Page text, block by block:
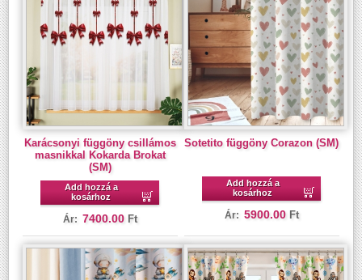
Karácsonyi függöny csillámos
masnikkal Kokarda Brokat
(SM)
Add hozzá a
kosárhoz
Ár: 7400.00 Ft
Sotetito függöny Corazon (SM)
Add hozzá a
kosárhoz
Ár: 5900.00 Ft